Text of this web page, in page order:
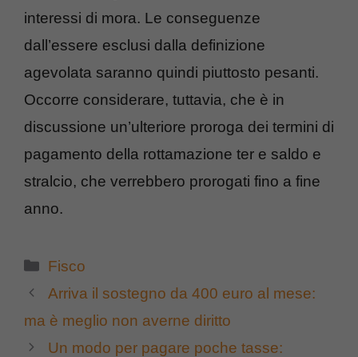
interessi di mora. Le conseguenze
dall’essere esclusi dalla definizione
agevolata saranno quindi piuttosto pesanti.
Occorre considerare, tuttavia, che è in
discussione un’ulteriore proroga dei termini di
pagamento della rottamazione ter e saldo e
stralcio, che verrebbero prorogati fino a fine
anno.
Categorie
Fisco
Arriva il sostegno da 400 euro al mese:
ma è meglio non averne diritto
Un modo per pagare poche tasse: